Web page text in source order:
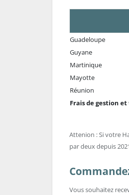
Guadeloupe
Guyane
Martinique
Mayotte
Réunion
Frais de gestion
Attenion : Si votre
par deux depuis
Vous souhaitez